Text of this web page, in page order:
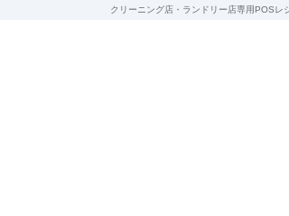
クリーニング店・ランドリー店専用POSレ